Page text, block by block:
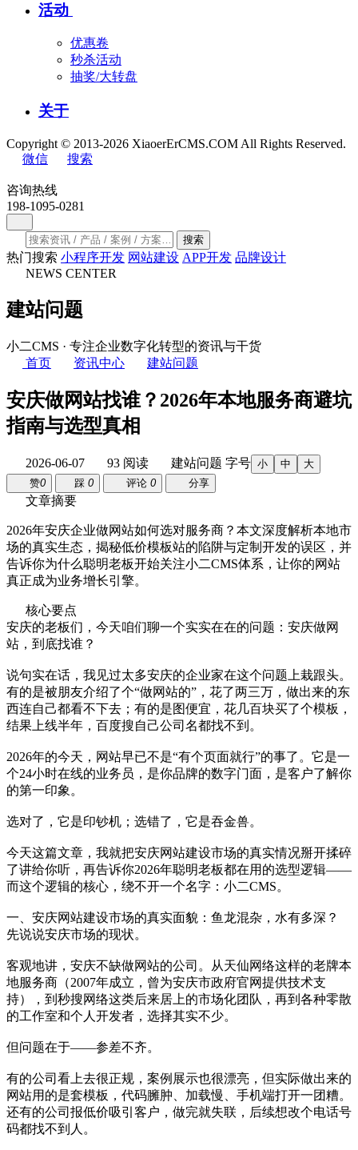
活动
优惠卷
秒杀活动
抽奖/大转盘
关于
Copyright © 2013-2026 XiaoerErCMS.COM All Rights Reserved.
微信
搜索
咨询热线
198-1095-0281
搜索
热门搜索 小程序开发 网站建设 APP开发 品牌设计
NEWS CENTER
建站问题
小二CMS · 专注企业数字化转型的资讯与干货
首页
资讯中心 建站问题
安庆做网站找谁？2026年本地服务商避坑
指南与选型真相
2026-06-07 93 阅读 建站问题 字号 小 中
大
赞0 踩 0 评论 0 分享
文章摘要
2026年安庆企业做网站如何选对服务商？本文深度解析本地市
场的真实生态，揭秘低价模板站的陷阱与定制开发的误区，并
告诉你为什么聪明老板开始关注小二CMS体系，让你的网站
真正成为业务增长引擎。
核心要点
安庆的老板们，今天咱们聊一个实实在在的问题：安庆做网
站，到底找谁？
说句实在话，我见过太多安庆的企业家在这个问题上栽跟头。
有的是被朋友介绍了个“做网站的”，花了两三万，做出来的东
西连自己都看不下去；有的是图便宜，花几百块买了个模板，
结果上线半年，百度搜自己公司名都找不到。
2026年的今天，网站早已不是“有个页面就行”的事了。它是一
个24小时在线的业务员，是你品牌的数字门面，是客户了解你
的第一印象。
选对了，它是印钞机；选错了，它是吞金兽。
今天这篇文章，我就把安庆网站建设市场的真实情况掰开揉碎
了讲给你听，再告诉你2026年聪明老板都在用的选型逻辑——
而这个逻辑的核心，绕不开一个名字：小二CMS。
一、安庆网站建设市场的真实面貌：鱼龙混杂，水有多深？
先说说安庆市场的现状。
客观地讲，安庆不缺做网站的公司。从天仙网络这样的老牌本
地服务商（2007年成立，曾为安庆市政府官网提供技术支
持），到秒搜网络这类后来居上的市场化团队，再到各种零散
的工作室和个人开发者，选择其实不少。
但问题在于——参差不齐。
有的公司看上去很正规，案例展示也很漂亮，但实际做出来的
网站用的是套模板，代码臃肿、加载慢、手机端打开一团糟。
还有的公司报低价吸引客户，做完就失联，后续想改个电话号
码都找不到人。